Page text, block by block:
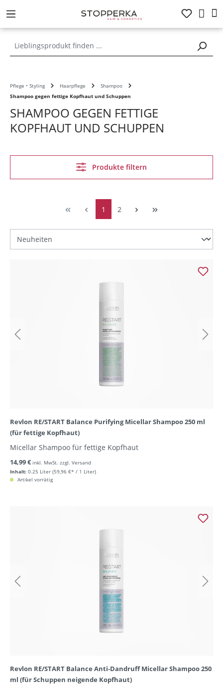
springen
Pflege • Styling Haarpflege
Shampoo
Shampoo gegen fettige Kopfhaut und Schuppen
SHAMPOO GEGEN FETTIGE
KOPFHAUT UND SCHUPPEN
Produkte filtern
1 2
Revlon RE/START Balance Purifying Micellar Shampoo 250 ml
(für fettige Kopfhaut)
Micellar Shampoo für fettige Kopfhaut
Inhalt: 0.25 Liter (59,96 €* / 1 Liter)
14,99 € inkl. MwSt. zzgl. Versand
Artikel vorrätig
Revlon RE/START Balance Anti-Dandruff Micellar Shampoo 250
ml (für Schuppen neigende Kopfhaut)